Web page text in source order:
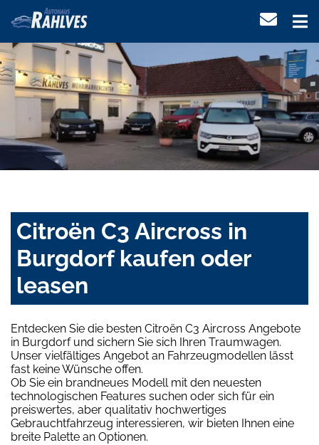
Citroën C3 Aircross in
Burgdorf kaufen oder
leasen
Entdecken Sie die besten Citroën C3 Aircross Angebote
in Burgdorf und sichern Sie sich Ihren Traumwagen.
Unser vielfältiges Angebot an Fahrzeugmodellen lässt
fast keine Wünsche offen.
Ob Sie ein brandneues Modell mit den neuesten
technologischen Features suchen oder sich für ein
preiswertes, aber qualitativ hochwertiges
Gebrauchtfahrzeug interessieren, wir bieten Ihnen eine
breite Palette an Optionen.